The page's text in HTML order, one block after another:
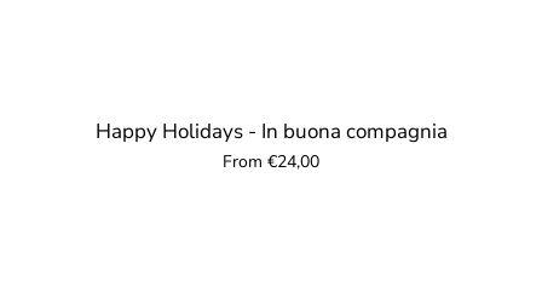
Happy Holidays - In buona compagnia
From €24,00